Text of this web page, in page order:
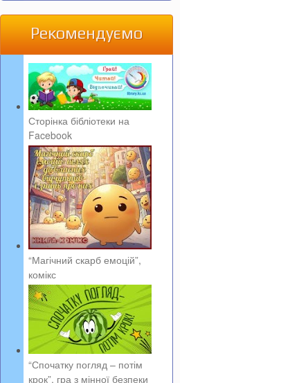
Рекомендуємо
Сторінка бібліотеки на
Facebook
“Магічний скарб емоцій”,
комікс
“Спочатку погляд – потім
крок”, гра з мінної безпеки